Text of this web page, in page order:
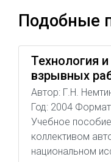
Подобные
Технология
взрывных
Автор: Г.Н.
Год: 2004
Учебное
коллективом
национальном